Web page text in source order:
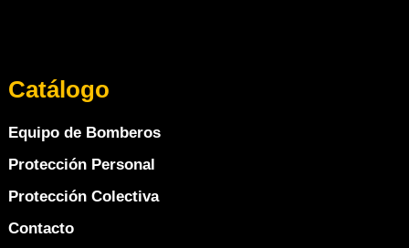
Catálogo
Equipo de Bomberos
Protección Personal
Protección Colectiva
Contacto